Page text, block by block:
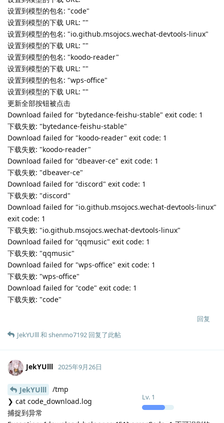
QJsonArray([{"current_version":"25.2.0","download_url":"","ico
n":"/usr/share/dbeaver-
ce/dbeaver.png","ignored":false,"name":"dbeaver-
ce","new_version":"25.2.1","package":"dbeaver-
ce","sha512":""},
{"current_version":"1.1.8","download_url":"","icon":"/usr/share
/icons/hicolor/16x16/apps/qqmusic.png","ignored":false,"nam
e":"qqmusic","new_version":"1.1.8-
nosandbox1","package":"qqmusic","sha512":""},
{"current_version":"7.46.12-
0","download_url":"","icon":"/usr/share/icons/hicolor/48x48/ap
ps/bytedance-
feishu.png","ignored":false,"name":"Feishu","new_version":"7
.50.13-0","package":"bytedance-feishu-stable","sha512":""},
{"current_version":"0.0.109","download_url":"","icon":"/usr/sha
re/pixmaps/discord.png","ignored":false,"name":"Discord","n
ew_version":"0.0.111","package":"discord","sha512":""},
{"current_version":"1.104.1-
1758154125","download_url":"","icon":"/usr/share/pixmaps/vs
code.png","ignored":false,"name":"Visual Studio
Code","new_version":"1.104.2-
1758714318","package":"code","sha512":""},
{"current_version":"1.06.2504010-
2","download_url":"","icon":"/opt/apps/io.github.msojocs.wech
at-devtools-
linux/entries/icons/hicolor/128x128/apps/io.github.msojocs.w
1","package":"io.github.msojocs.wechat-devtools-
linux","sha512":""},
{"current_version":"2.1.5","download_url":"","icon":"/usr/share
/icons/hicolor/256x256/apps/koodo-
reader.png","ignored":false,"name":"Koodo
Reader","new_version":"2.1.6","package":"koodo-
reader","sha512":""},
{"current_version":"12.1.2.22571.AK.preread.sw","download_u